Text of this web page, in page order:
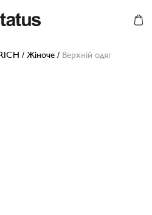
/ Жіноче / Верхній одяг